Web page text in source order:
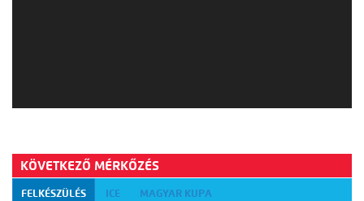
KÖVETKEZŐ MÉRKŐZÉS
FELKÉSZÜLÉS ICE MAGYAR KUPA